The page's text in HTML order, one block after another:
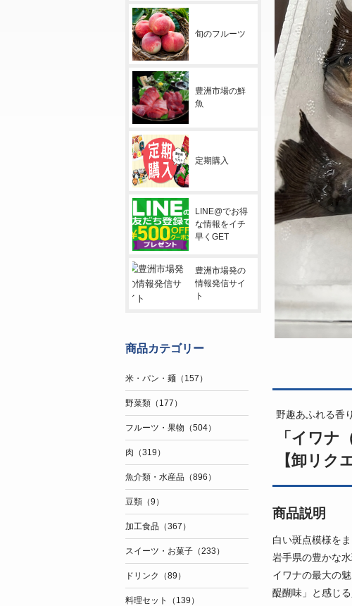
野趣あふれる香り
「イワナ
【卸リク
商品説明
白い斑点模様をま
岩手県の豊かな
イワナの最大の
醍醐味」と感じ
旬のフルーツ
豊洲市場の鮮
魚
定期購入
LINE@でお得
な情報をイチ
早くGET
豊洲市場発の
情報発信サイ
ト
商品カテゴリー
米・パン・麺（157）
野菜類（177）
フルーツ・果物（504）
肉（319）
魚介類・水産品（896）
豆類（9）
加工食品（367）
スイーツ・お菓子（233）
ドリンク（89）
料理セット（139）